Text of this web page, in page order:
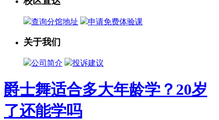
查询分馆地址 申请免费体验课
关于我们
公司简介 投诉建议
爵士舞适合多大年龄学？20岁
了还能学吗